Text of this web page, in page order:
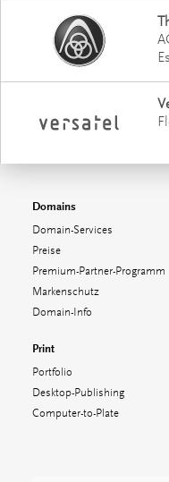
Domains
Domain-Services
Preise
Premium-Partner-Programm
Markenschutz
Domain-Info
Print
Portfolio
Desktop-Publishing
Computer-to-Plate